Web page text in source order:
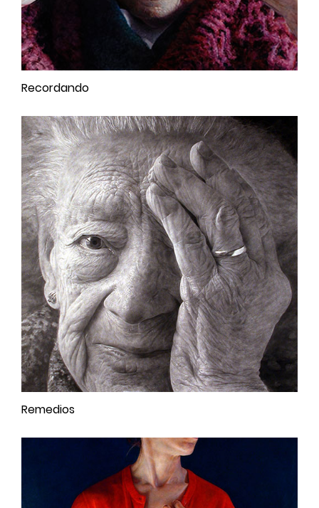
Recordando
Remedios